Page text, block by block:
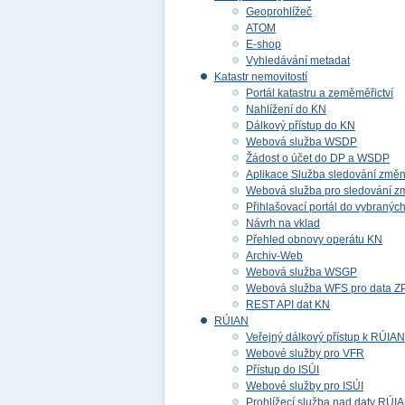
Geoprohlížeč
ATOM
E-shop
Vyhledávání metadat
Katastr nemovitostí
Portál katastru a zeměměřictví
Nahlížení do KN
Dálkový přístup do KN
Webová služba WSDP
Žádost o účet do DP a WSDP
Aplikace Služba sledování změn
Webová služba pro sledování
Přihlašovací portál do
Návrh na vklad
Přehled obnovy operátu KN
Archiv-Web
Webová služba WSGP
Webová služba WFS pro data
REST API dat KN
RÚIAN
Veřejný dálkový přístup k RÚIAN
Webové služby pro VFR
Přístup do ISÚI
Webové služby pro ISÚI
Prohlížecí služba nad daty